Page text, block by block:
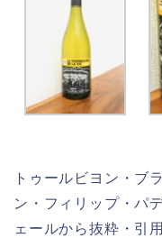
トゥールビヨン・ブ
ン・フィリップ・パ
ェールから抜粋・引